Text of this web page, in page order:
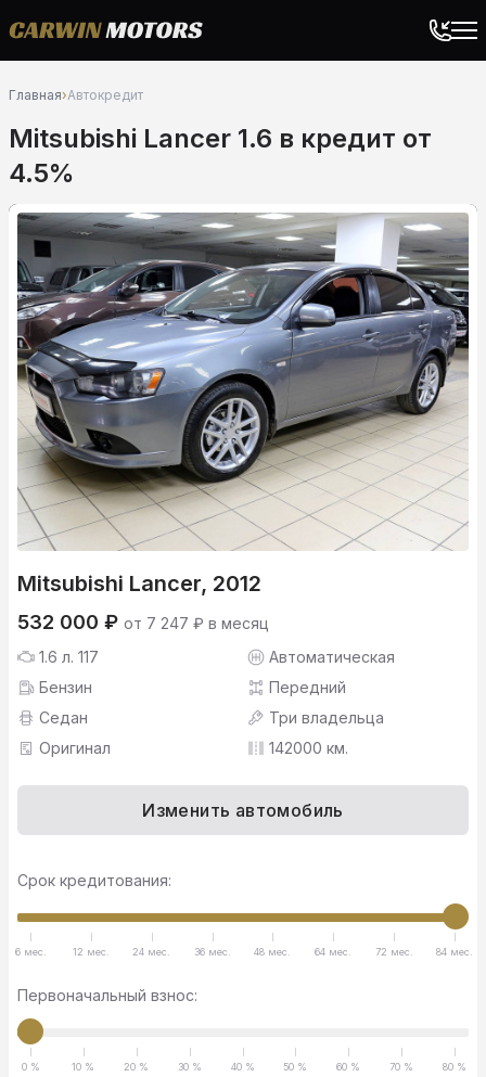
Главная›Автокредит
Mitsubishi Lancer 1.6 в кредит от
4.5%
Mitsubishi Lancer, 2012
532 000 ₽ от 7 247 ₽ в месяц
1.6 л. 117
Автоматическая
Бензин
Передний
Седан
Три владельца
Оригинал
142000 км.
Изменить автомобиль
Срок кредитования:
6 мес. 12 мес. 24 мес. 36 мес. 48 мес. 64 мес. 72 мес. 84 мес.
Первоначальный взнос:
0 % 10 % 20 % 30 % 40 % 50 % 60 % 70 % 80 %